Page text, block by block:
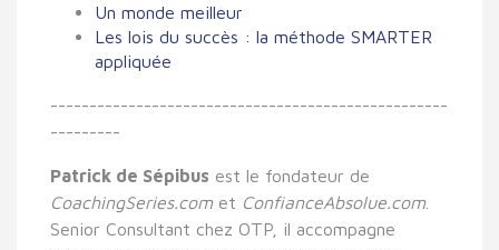
Un monde meilleur
Les lois du succès : la méthode SMARTER
appliquée
---------------------------------------------------
---------
Patrick de Sépibus est le fondateur de
CoachingSeries.comet ConfianceAbsolue.com.
Senior Consultant chez OTP, il accompagne